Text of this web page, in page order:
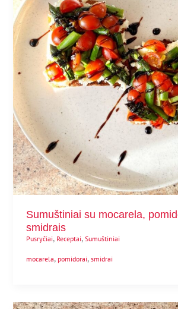
Sumuštiniai su mocarela,
smidrais
Pusryčiai, Receptai,Sumuštiniai
mocarela, pomidorai,smidrai